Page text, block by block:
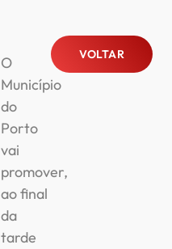
O
Município
do
Porto
vai
promover,
ao final
da
tarde
VOLTAR